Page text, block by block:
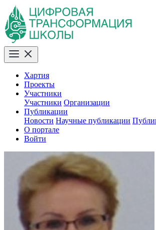
Хартия
Проекты
Участники
Участники Организации
Публикации
Новости Научные публикации
О портале
Войти